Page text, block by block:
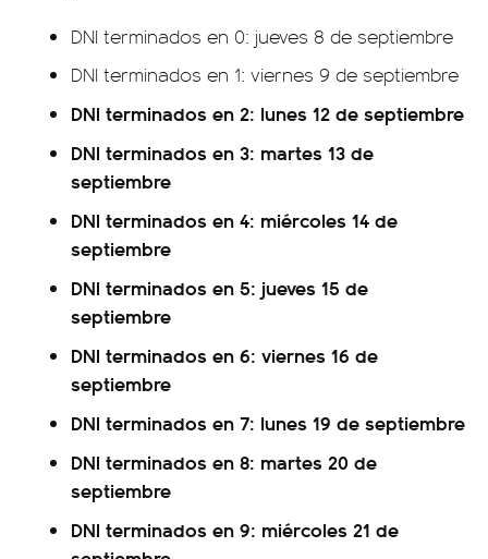
DNI terminados en 0: jueves 8 de septiembre
DNI terminados en 1: viernes 9 de septiembre
DNI terminados en 2: lunes 12 de septiembre
DNI terminados en 3: martes 13 de
septiembre
DNI terminados en 4: miércoles 14 de
septiembre
DNI terminados en 5: jueves 15 de
septiembre
DNI terminados en 6: viernes 16 de
septiembre
DNI terminados en 7: lunes 19 de septiembre
DNI terminados en 8: martes 20 de
septiembre
DNI terminados en 9: miércoles 21 de